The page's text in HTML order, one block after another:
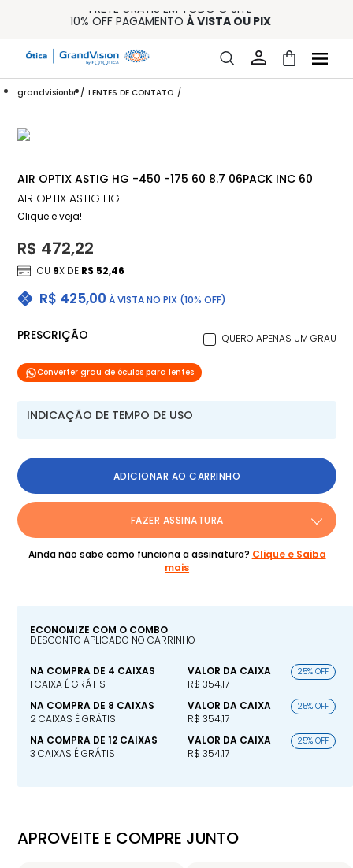
FRETE GRÁTIS EM TODO O SITE
10% OFF PAGAMENTO À VISTA OU PIX
15% OFF NA PRIMEIRA COMPRA (CONSULTE REGULAMENTO)
32% OFF NO COMBO - CONS. REG.
grandvisionbr LENTES DE CONTATO
AIR OPTIX ASTIG HG -450 -175 60 8.7 06PACK INC 60
AIR OPTIX ASTIG HG
Clique e veja!
R$ 425,00 À VISTA NO PIX (10% OFF)
R$ 472,22
OU 9X DE R$ 52,46
PRESCRIÇÃO QUERO APENAS UM GRAU
Converter grau de óculos para lentes
INDICAÇÃO DE TEMPO DE USO
ADICIONAR AO CARRINHO
FAZER ASSINATURA
Ainda não sabe como funciona a assinatura? Clique e Saiba
mais
ECONOMIZE COM O COMBO
DESCONTO APLICADO NO CARRINHO
NA COMPRA DE 4 CAIXAS
1 CAIXA É GRÁTIS
VALOR DA CAIXA
R$ 354,17
25% OFF
NA COMPRA DE 8 CAIXAS
2 CAIXAS É GRÁTIS
VALOR DA CAIXA
R$ 354,17
25% OFF
NA COMPRA DE 12 CAIXAS
3 CAIXAS É GRÁTIS
VALOR DA CAIXA
R$ 354,17
25% OFF
APROVEITE E COMPRE JUNTO